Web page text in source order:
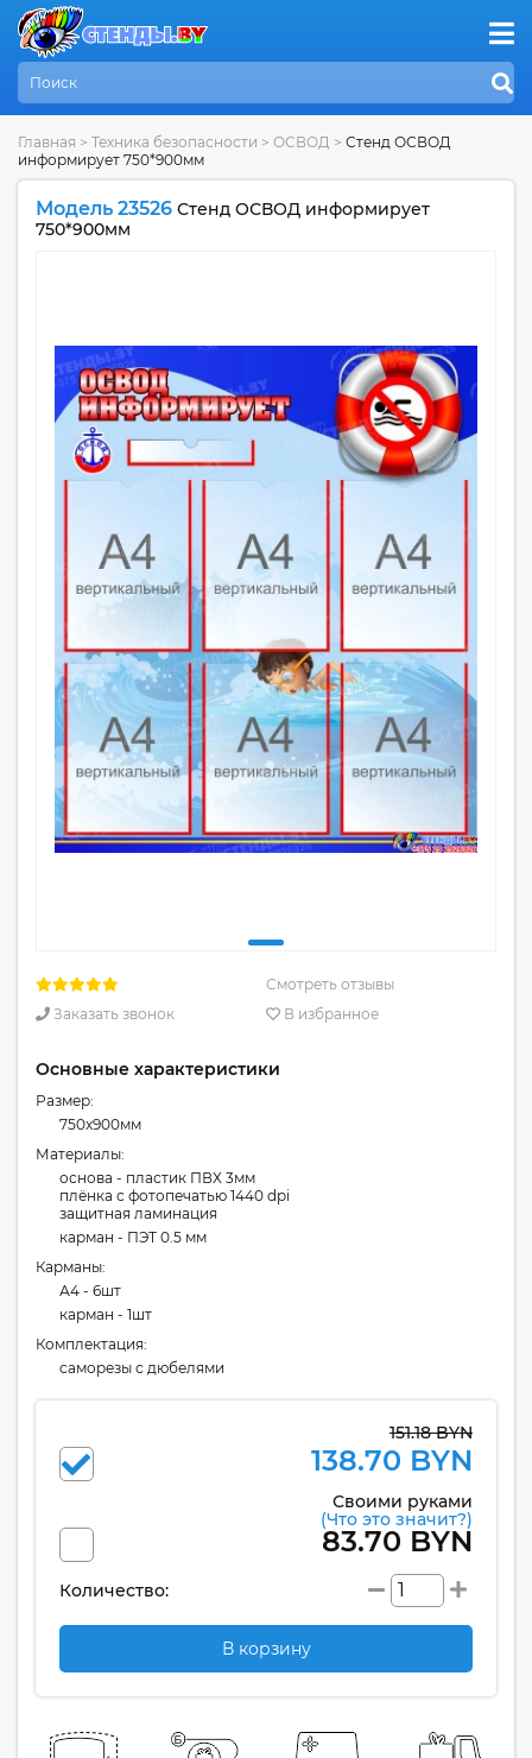
Главная > Техника безопасности > ОСВОД > Стенд ОСВОД
информирует 750*900мм
Модель 23526 Стенд ОСВОД информирует
750*900мм
Смотреть отзывы
Заказать звонок
В избранное
Основные характеристики
Размер:
750x900мм
Материалы:
основа - пластик ПВХ 3мм
плёнка с фотопечатью 1440 dpi
защитная ламинация
карман - ПЭТ 0.5 мм
Карманы:
А4 - 6шт
карман - 1шт
Комплектация:
cаморезы с дюбелями
151.18 BYN
138.70 BYN
Своими руками
(Что это значит?)
83.70 BYN
Количество:
В корзину